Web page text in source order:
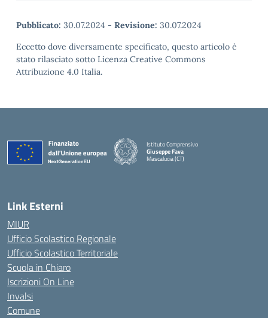
Pubblicato: 30.07.2024 - Revisione: 30.07.2024
Eccetto dove diversamente specificato, questo articolo è
stato rilasciato sotto Licenza Creative Commons
Attribuzione 4.0 Italia.
Istituto Comprensivo
Giuseppe Fava
Mascalucia (CT)
Link Esterni
MIUR
Ufficio Scolastico Regionale
Ufficio Scolastico Territoriale
Scuola in Chiaro
Iscrizioni On Line
Invalsi
Comune